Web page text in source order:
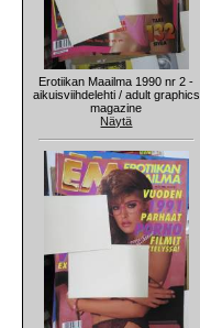
Erotiikan Maailma 1990 nr 2 -
aikuisviihdelehti / adult graphics
magazine
Näytä